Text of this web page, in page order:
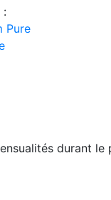
:
Pure
durant le